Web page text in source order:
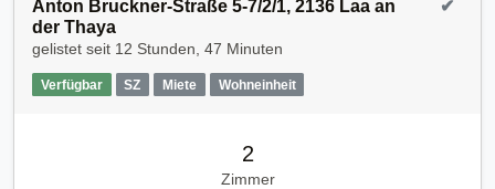
Anton Bruckner-Straße 5-7/2/1, 2136 Laa an
der Thaya
gelistet seit 12 Stunden, 47 Minuten
Verfügbar SZ Miete Wohneinheit
✔
2
Zimmer